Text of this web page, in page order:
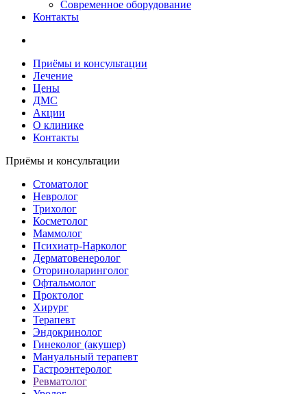
Современное оборудование
Контакты
Приёмы и консультации
Лечение
Цены
ДМС
Акции
О клинике
Контакты
Приёмы и консультации
Стоматолог
Невролог
Трихолог
Косметолог
Маммолог
Психиатр-Нарколог
Дерматовенеролог
Оториноларинголог
Офтальмолог
Проктолог
Хирург
Терапевт
Эндокринолог
Гинеколог (акушер)
Мануальный терапевт
Гастроэнтеролог
Ревматолог